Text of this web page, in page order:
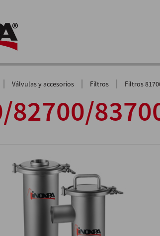
| Válvulas y accesorios | Filtros | Filtros
82700/